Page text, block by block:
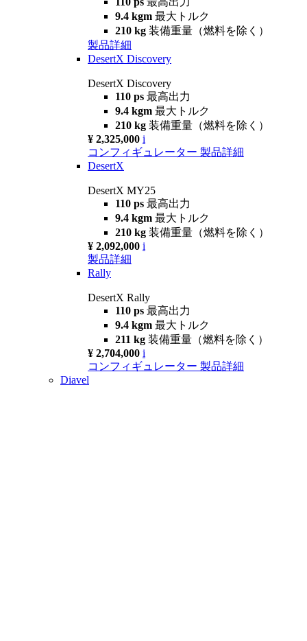
9.4 kgm 最大トルク
210 kg 装備重量（燃料を除く）
製品詳細
DesertX Discovery
DesertX Discovery
110 ps 最高出力
9.4 kgm 最大トルク
210 kg 装備重量（燃料を除く）
¥ 2,325,000 i
コンフィギュレーター 製品詳細
DesertX
DesertX MY25
110 ps 最高出力
9.4 kgm 最大トルク
210 kg 装備重量（燃料を除く）
¥ 2,092,000 i
製品詳細
Rally
DesertX Rally
110 ps 最高出力
9.4 kgm 最大トルク
211 kg 装備重量（燃料を除く）
¥ 2,704,000 i
コンフィギュレーター 製品詳細
Diavel